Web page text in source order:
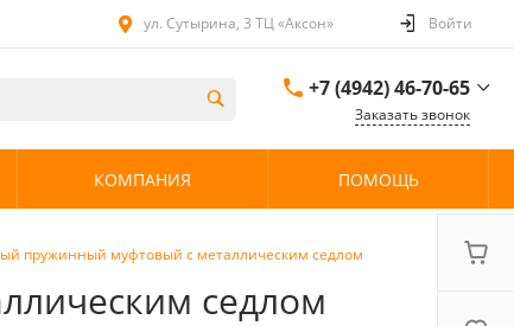
ул. Сутырина, 3 ТЦ «Аксон» Войти
+7 (4942) 46-70-65
ул. Сутырина, 3 ТЦ
Заказать звонок
КОМПАНИЯ ПОМОЩЬ
пружинный муфтовый с металлическим седлом
седлом